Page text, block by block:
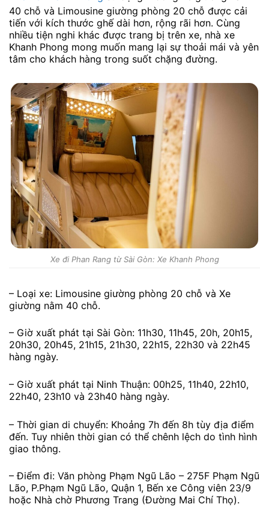
40 chỗ và Limousine giường phòng 20 chỗ được cải
tiến với kích thước ghế dài hơn, rộng rãi hơn. Cùng
nhiều tiện nghi khác được trang bị trên xe, nhà xe
Khanh Phong mong muốn mang lại sự thoải mái và yên
tâm cho khách hàng trong suốt chặng đường.
Xe đi Phan Rang từ Sài Gòn: Xe Khanh Phong
– Loại xe: Limousine giường phòng 20 chỗ và Xe
giường nằm 40 chỗ.
– Giờ xuất phát tại Sài Gòn: 11h30, 11h45, 20h, 20h15,
20h30, 20h45, 21h15, 21h30, 22h15, 22h30 và 22h45
hàng ngày.
– Giờ xuất phát tại Ninh Thuận: 00h25, 11h40, 22h10,
22h40, 23h10 và 23h40 hàng ngày.
– Thời gian di chuyển: Khoảng 7h đến 8h tùy địa điểm
đến. Tuy nhiên thời gian có thể chênh lệch do tình hình
giao thông.
– Điểm đi: Văn phòng Phạm Ngũ Lão – 275F Phạm Ngũ
Lão, P.Phạm Ngũ Lão, Quận 1, Bến xe Công viên 23/9
hoặc Nhà chờ Phương Trang (Đường Mai Chí Thọ).